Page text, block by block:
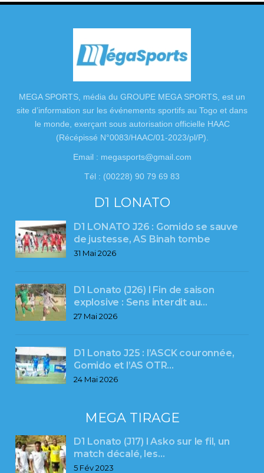
MEGA SPORTS, média du GROUPE MEGA SPORTS, est un
site d’information sur les événements sportifs au Togo et dans
le monde, exerçant sous autorisation officielle HAAC
(Récépissé N°0083/HAAC/01-2023/pl/P).
Email : megasports@gmail.com
Tél : (00228) 90 79 69 83
D1 LONATO
D1 LONATO J26 : Gomido se sauve
de justesse, AS Binah tombe
31 Mai 2026
D1 Lonato (J26) l Fin de saison
explosive : Sens interdit au…
27 Mai 2026
D1 Lonato J25 : l’ASCK couronnée,
Gomido et l’AS OTR…
24 Mai 2026
MEGA TIRAGE
D1 Lonato (J17) l Asko sur le fil, un
match décalé, les…
5 Fév 2023